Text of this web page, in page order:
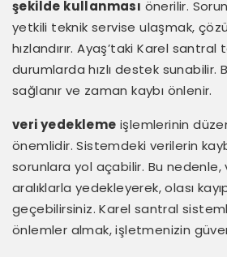
şekilde kullanması önerilir.
yetkili teknik servise ulaşmak,
hızlandırır. Ayaş’taki Karel
durumlarda hızlı destek sunabilir.
sağlanır ve zaman kaybı önlenir.
veri yedekleme işlemlerinin
önemlidir. Sistemdeki verilerin
sorunlara yol açabilir. Bu nedenle,
aralıklarla yedekleyerek, olası
geçebilirsiniz. Karel santral
önlemler almak, işletmenizin